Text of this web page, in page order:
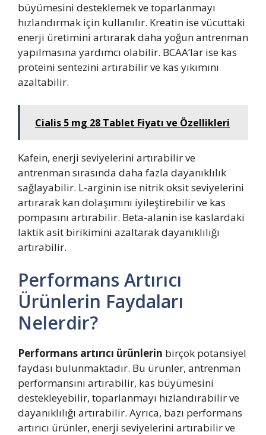
büyümesini desteklemek ve toparlanmayı
hızlandırmak için kullanılır. Kreatin ise vücuttaki
enerji üretimini artırarak daha yoğun antrenman
yapılmasına yardımcı olabilir. BCAA’lar ise kas
proteini sentezini artırabilir ve kas yıkımını
azaltabilir.
Cialis 5 mg 28 Tablet Fiyatı ve Özellikleri
Kafein, enerji seviyelerini artırabilir ve
antrenman sırasında daha fazla dayanıklılık
sağlayabilir. L-arginin ise nitrik oksit seviyelerini
artırarak kan dolaşımını iyileştirebilir ve kas
pompasını artırabilir. Beta-alanin ise kaslardaki
laktik asit birikimini azaltarak dayanıklılığı
artırabilir.
Performans Artırıcı
Ürünlerin Faydaları
Nelerdir?
Performans artırıcı ürünlerin birçok potansiyel
faydası bulunmaktadır. Bu ürünler, antrenman
performansını artırabilir, kas büyümesini
destekleyebilir, toparlanmayı hızlandırabilir ve
dayanıklılığı artırabilir. Ayrıca, bazı performans
artırıcı ürünler, enerji seviyelerini artırabilir ve